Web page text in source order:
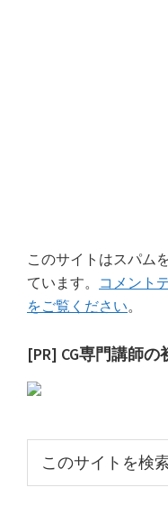
このサイトはスパム
ています。 コメント
をご覧ください。
最
初
サ
イ
[PR] CG専門講師